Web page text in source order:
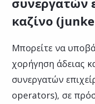
καζίνο
Μπορείτε να
χορήγηση άδειας
συνεργατών
operators), σε